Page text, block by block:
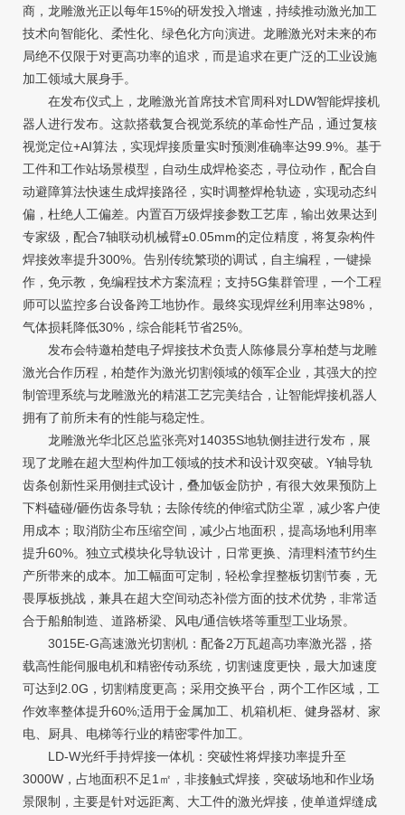
商，龙雕激光正以每年15%的研发投入增速，持续推动激光加工
技术向智能化、柔性化、绿色化方向演进。龙雕激光对未来的布
局绝不仅限于对更高功率的追求，而是追求在更广泛的工业设施
加工领域大展身手。
在发布仪式上，龙雕激光首席技术官周科对LDW智能焊接机
器人进行发布。这款搭载复合视觉系统的革命性产品，通过复核
视觉定位+AI算法，实现焊接质量实时预测准确率达99.9%。基于
工件和工作站场景模型，自动生成焊枪姿态，寻位动作，配合自
动避障算法快速生成焊接路径，实时调整焊枪轨迹，实现动态纠
偏，杜绝人工偏差。内置百万级焊接参数工艺库，输出效果达到
专家级，配合7轴联动机械臂±0.05mm的定位精度，将复杂构件
焊接效率提升300%。告别传统繁琐的调试，自主编程，一键操
作，免示教，免编程技术方案流程；支持5G集群管理，一个工程
师可以监控多台设备跨工地协作。最终实现焊丝利用率达98%，
气体损耗降低30%，综合能耗节省25%。
发布会特邀柏楚电子焊接技术负责人陈修晨分享柏楚与龙雕
激光合作历程，柏楚作为激光切割领域的领军企业，其强大的控
制管理系统与龙雕激光的精湛工艺完美结合，让智能焊接机器人
拥有了前所未有的性能与稳定性。
龙雕激光华北区总监张亮对14035S地轨侧挂进行发布，展
现了龙雕在超大型构件加工领域的技术和设计双突破。Y轴导轨
齿条创新性采用侧挂式设计，叠加钣金防护，有很大效果预防上
下料磕碰/砸伤齿条导轨；去除传统的伸缩式防尘罩，减少客户使
用成本；取消防尘布压缩空间，减少占地面积，提高场地利用率
提升60%。独立式模块化导轨设计，日常更换、清理料渣节约生
产所带来的成本。加工幅面可定制，轻松拿捏整板切割节奏，无
畏厚板挑战，兼具在超大空间动态补偿方面的技术优势，非常适
合于船舶制造、道路桥梁、风电/通信铁塔等重型工业场景。
3015E-G高速激光切割机：配备2万瓦超高功率激光器，搭
载高性能伺服电机和精密传动系统，切割速度更快，最大加速度
可达到2.0G，切割精度更高；采用交换平台，两个工作区域，工
作效率整体提升60%;适用于金属加工、机箱机柜、健身器材、家
电、厨具、电梯等行业的精密零件加工。
LD-W光纤手持焊接一体机：突破性将焊接功率提升至
3000W，占地面积不足1㎡，非接触式焊接，突破场地和作业场
景限制，主要是针对远距离、大工件的激光焊接，使单道焊缝成